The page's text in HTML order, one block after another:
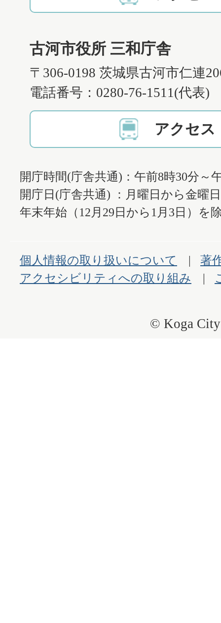
古河市役所 三和庁舎
〒306-0198 茨城県古河市仁連
電話番号：0280-76-1511(代表)
アクセス
開庁時間(庁舎共通)：午前8時30分～
開庁日(庁舎共通) ：月曜日から金曜
年末年始（12月29日から1月3日）を
個人情報の取り扱いについて
著
アクセシビリティへの取り組み
© Koga City